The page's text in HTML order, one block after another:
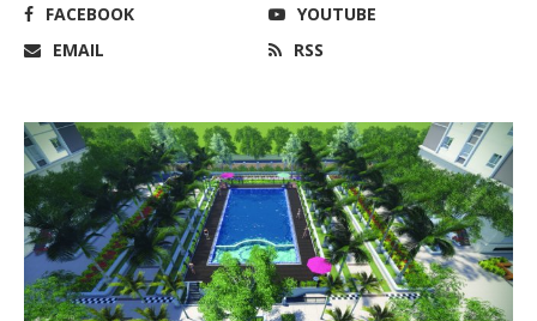
FACEBOOK
YOUTUBE
EMAIL
RSS